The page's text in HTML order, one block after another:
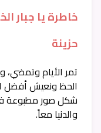
خاطرة يا جبار
حزينة
تمر الأيام وتمضي،
الحظ ونعيش أفضل
شكل صور مطبوعة
والدنيا معاً.